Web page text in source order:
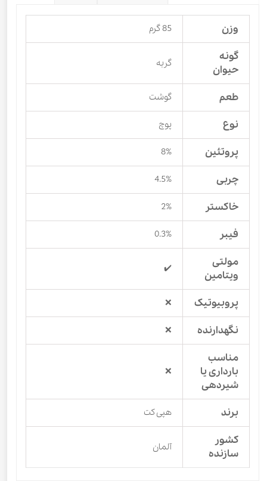
وزن 85 گرم
گونه
حیوان
گربه
طعم گوشت
نوع پوچ
پروتئین 8%
چربی 4.5%
خاکستر 2%
فیبر 0.3%
مولتی
ویتامین
✔️
پروبیوتیک ❌
نگهدارنده ❌
مناسب
بارداری یا
شیردهی
❌
برند هپی کت
کشور
سازنده
آلمان